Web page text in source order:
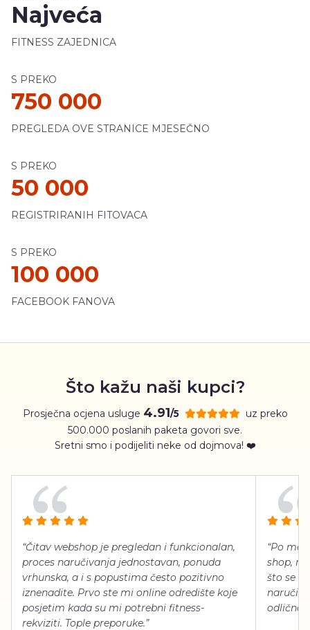
Najveća
FITNESS ZAJEDNICA
S PREKO
750 000
PREGLEDA OVE STRANICE MJESEČNO
S PREKO
50 000
REGISTRIRANIH FITOVACA
S PREKO
100 000
FACEBOOK FANOVA
Što kažu naši kupci?
Prosječna ocjena usluge 4.91/5
uz preko
500.000 poslanih paketa govori sve.
Sretni smo i podijeliti neke od dojmova! ❤️
“Čitav webshop je pregledan i funkcionalan,
proces naručivanja jednostavan, ponuda
vrhunska, a i s popustima često pozitivno
iznenadite. Prvo ste mi online odredište koje
posjetim kada su mi potrebni fitness-
rekviziti. Tople preporuke.”
“Po
shop,
što se
naručiti,
odlično